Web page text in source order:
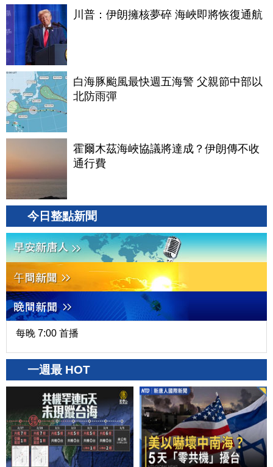
川普：伊朗擁核夢碎 海峽即將恢復通航
白海豚颱風最快週五海警 父親節中部以
北防雨彈
霍爾木茲海峽協議將達成？伊朗傳不收
通行費
今日整點新聞
每晚 7:00 首播
一週最 HOT